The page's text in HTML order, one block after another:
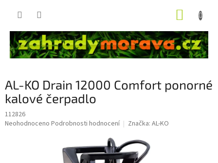
AL-KO Drain 12000 Comfort ponorné
kalové čerpadlo
112826
Průměrné
Neohodnoceno Podrobnosti hodnocení Značka: AL-KO